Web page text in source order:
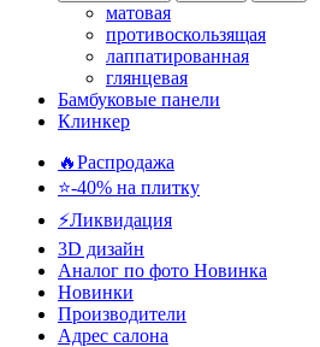
матовая
противоскользящая
лаппатированная
глянцевая
Бамбуковые панели
Клинкер
🔥Распродажа
⭐-40% на плитку
⚡️Ликвидация
3D дизайн
Аналог по фото Новинка
Новинки
Производители
Адрес салона